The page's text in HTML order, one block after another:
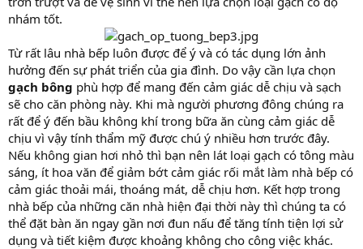
nhám tốt.
Từ rất lâu nhà bếp luôn được để ý và có tác dụng lớn ảnh
hưởng đến sự phát triển của gia đình. Do vậy cần lựa chọn
gạch bông phù hợp để mang đến cảm giác dễ chịu và sạch
sẽ cho căn phòng này. Khi mà người phương đông chúng ra
rất để ý đến bầu không khí trong bữa ăn cùng cảm giác dễ
chịu vì vậy tính thẩm mỹ được chú ý nhiều hơn trước đây.
Nếu không gian hơi nhỏ thì bạn nên lát loại gạch có tông màu
sáng, ít hoa văn để giảm bớt cảm giác rối mắt làm nhà bếp có
cảm giác thoải mái, thoáng mát, dễ chịu hơn. Kết hợp trong
nhà bếp của những căn nhà hiện đại thời này thì chúng ta có
thể đặt bàn ăn ngay gần nơi đun nấu để tăng tính tiện lợi sử
dụng và tiết kiệm được khoảng không cho công việc khác.